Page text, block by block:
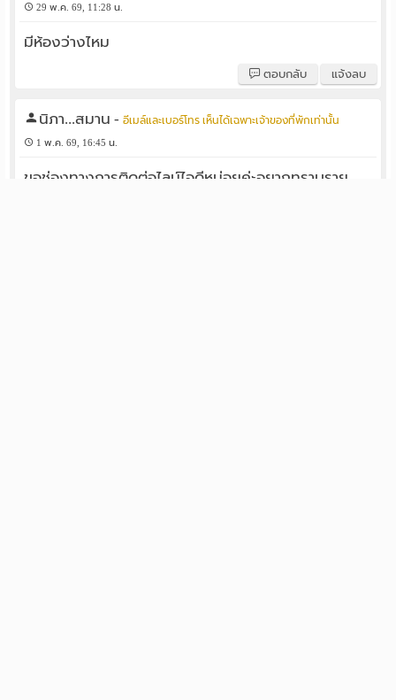
29 พ.ค. 69, 11:28 น.
มีห้องว่างไหม
ตอบกลับ แจ้งลบ
นิภา...สมาน -อีเมล์และเบอร์โทร เห็นได้เฉพาะเจ้าของที่พักเท่านั้น
1 พ.ค. 69, 16:45 น.
ขอช่องทางการติดต่อไลน์ไอดีหน่อยค่ะอยากทราบราย